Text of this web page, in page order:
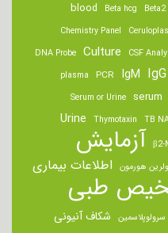
Beta hcg
blood
Chemistry Panel
CSF
Culture
DNA Probe
IgG
IgM
PCR
plasma
serum
Serum or Urine
TB
Thymotaxin
Urine
β2- آزمایش
هورمون اطلاعات بیماری
طبی
سرولوپلاسمین شکاف آنیونی